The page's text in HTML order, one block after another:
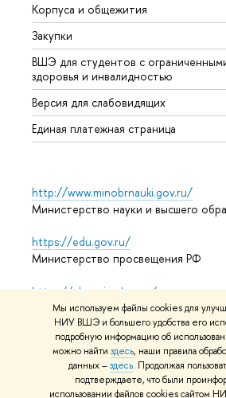
Мы используем файлы cookies для
НИУ ВШЭ и большего удобства его
подробную информацию об
можно найти здесь, наши правила
данных –здесь. Продолжая
подтверждаете, что были
использовании файлов cookies сайтом
Корпуса и общежития
Закупки
ВШЭ для студентов с
здоровья и инвалидностью
Версия для слабовидящих
Единая платежная страница
http://www.minobrnauki.gov.ru/
Министерство науки и высшего
https://edu.gov.ru/
Министерство просвещения РФ
https://elearning.hse.ru/mooc
Массовые открытые онлайн-курсы
© НИУ ВШЭ 1993–2026 Адреса и
использования материаловПолитика